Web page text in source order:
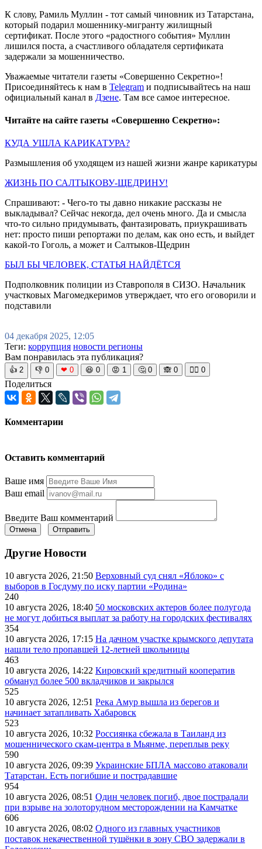
К слову, Рамиль Муллин - тот самый чиновник из Татарстана,
который подарил мошеннику-мигранту жилищный
сертификат. После этого «радостного события» Муллин
лишился поста, а счастливого обладателя сертификата
задержали за мошенничество.
Уважаемые читатели газеты «Совершенно Секретно»!
Присоединяйтесь к нам в Telegram и подписывайтесь на наш
официальный канал в Дзене. Там все самое интересное.
Читайте на сайте газеты «Совершенно Секретно»:
КУДА УШЛА КАРИКАТУРА?
Размышления об уходящем из нашей жизни жанре карикатуры
ЖИЗНЬ ПО САЛТЫКОВУ-ЩЕДРИНУ!
Спрашивают: - Чего-то ты давно никакие рассказы не
выкладывал? Сейчас некогда, дел очень много. Да и смысла
что-то сильно придумывать, фантазировать, приукрашивать
нет: просто пиши репортажи по делам, как оно есть, и выйдет
какой-то Гоголь, а может и Салтыков-Щедрин
БЫЛ БЫ ЧЕЛОВЕК, СТАТЬЯ НАЙДЁТСЯ
Подполковник полиции из Ставрополя в СИЗО. Начальник
участковых Магомедкеримов утверждает, что его оговорили и
подставили
04 декабря 2025, 12:05
Теги: коррупция новости регионы
Вам понравилась эта публикация?
👍 2 👎 0 ❤ 0 😆 0 😡 1 🤔 0 🙈 0 🧘‍♀️ 0
Поделиться
Комментарии
Оставить комментарий
Ваше имя
Ваш email
Введите Ваш комментарий
Отмена Отправить
Другие Новости
10 августа 2026, 21:50 Верховный суд снял «Яблоко» с
выборов в Госдуму по иску партии «Родина»
240
10 августа 2026, 18:40 50 московских актеров более полугода
не могут добиться выплат за работу на городских фестивалях
354
10 августа 2026, 17:15 На дачном участке крымского депутата
нашли тело пропавшей 12-летней школьницы
463
10 августа 2026, 14:22 Кировский кредитный кооператив
обманул более 500 вкладчиков и закрылся
525
10 августа 2026, 12:51 Река Амур вышла из берегов и
начинает затапливать Хабаровск
523
10 августа 2026, 10:32 Россиянка сбежала в Таиланд из
мошеннического скам-центра в Мьянме, переплыв реку
590
10 августа 2026, 09:39 Украинские БПЛА массово атаковали
Татарстан. Есть погибшие и пострадавшие
954
10 августа 2026, 08:51 Один человек погиб, двое пострадали
при взрыве на золоторудном месторождении на Камчатке
606
10 августа 2026, 08:02 Одного из главных участников
поставок некачественной тушёнки в зону СВО задержали в